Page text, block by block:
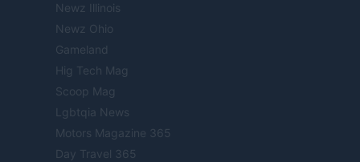
Newz Illinois
Newz Ohio
Gameland
Hig Tech Mag
Scoop Mag
Lgbtqia News
Motors Magazine 365
Day Travel 365